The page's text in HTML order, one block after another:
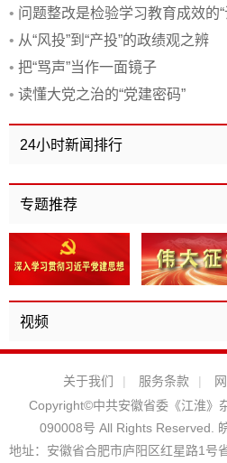
• 问题整改是检验学习教育成效的“
• 从“风投”到“产投”的政绩观之辨
• 把“骂声”当作一面镜子
• 读懂大党之治的“党建密码”
24小时新闻排行
专题推荐
视频
关于我们 | 服务条款 |
Copyright©中共安徽省委《江淮》
090008号 All Rights Reserved.
地址：安徽省合肥市庐阳区红星路1号